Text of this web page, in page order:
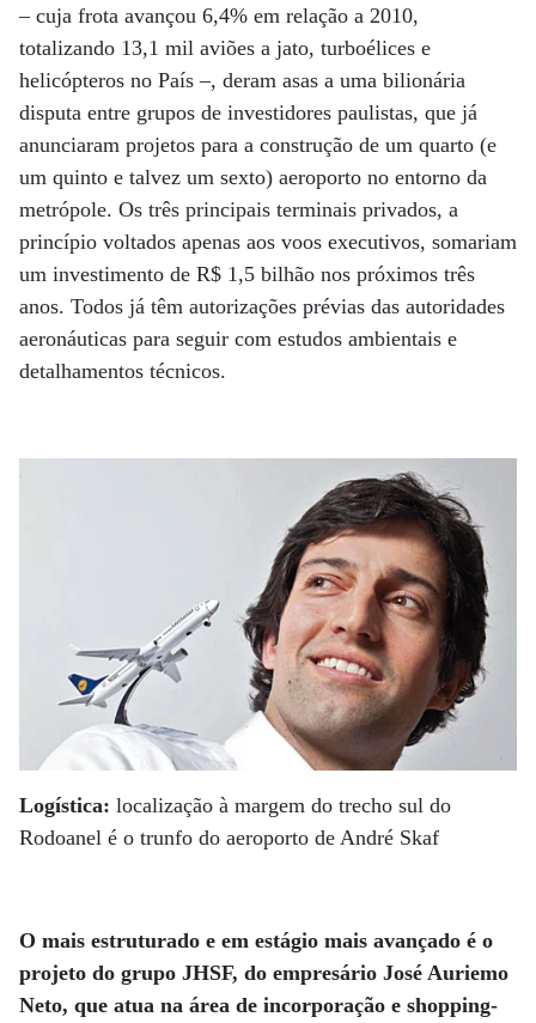
– cuja frota avançou 6,4% em relação a 2010,
totalizando 13,1 mil aviões a jato, turboélices e
helicópteros no País –, deram asas a uma bilionária
disputa entre grupos de investidores paulistas, que já
anunciaram projetos para a construção de um quarto (e
um quinto e talvez um sexto) aeroporto no entorno da
metrópole. Os três principais terminais privados, a
princípio voltados apenas aos voos executivos, somariam
um investimento de R$ 1,5 bilhão nos próximos três
anos. Todos já têm autorizações prévias das autoridades
aeronáuticas para seguir com estudos ambientais e
detalhamentos técnicos.
Logística: localização à margem do trecho sul do
Rodoanel é o trunfo do aeroporto de André Skaf
O mais estruturado e em estágio mais avançado é o
projeto do grupo JHSF, do empresário José Auriemo
Neto, que atua na área de incorporação e shopping-